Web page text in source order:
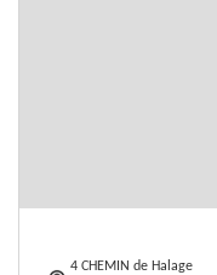
4 CHEMIN de Halage